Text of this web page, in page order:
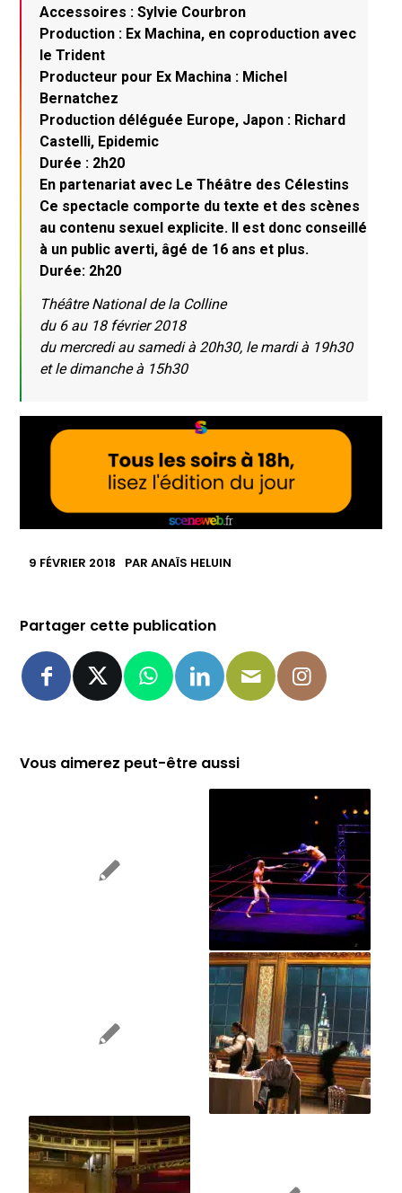
Accessoires : Sylvie Courbron
Production : Ex Machina, en coproduction avec
le Trident
Producteur pour Ex Machina : Michel
Bernatchez
Production déléguée Europe, Japon : Richard
Castelli, Epidemic
Durée : 2h20
En partenariat avec Le Théâtre des Célestins
Ce spectacle comporte du texte et des scènes
au contenu sexuel explicite. Il est donc conseillé
à un public averti, âgé de 16 ans et plus.
Durée: 2h20
Théâtre National de la Colline
du 6 au 18 février 2018
du mercredi au samedi à 20h30, le mardi à 19h30
et le dimanche à 15h30
9 FÉVRIER 2018 PARANAÏS HELUIN
Partager cette publication
Vous aimerez peut-être aussi